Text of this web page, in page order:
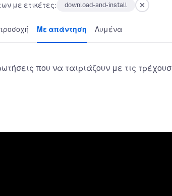
με ετικέτες: download-and-install
Με απάντηση Λυμένα
που να ταιριάζουν με τις